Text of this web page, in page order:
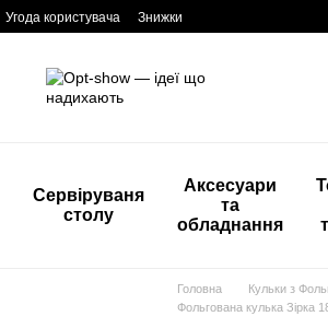
Угода користувача Знижки
Сервіруваня
столу
Аксесуари
та
обладнання
Головна Кульки з
Фольгована кулька Зірка